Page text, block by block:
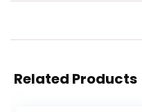
Related Products